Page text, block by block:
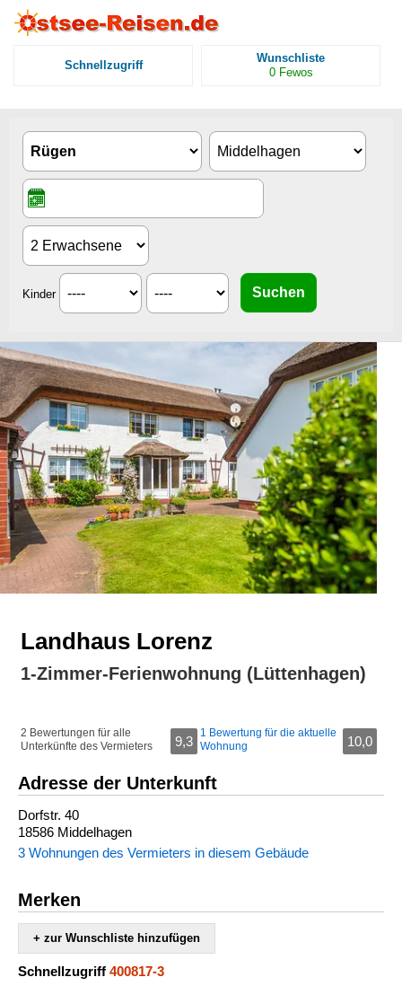
Schnellzugriff
Wunschliste
0 Fewos
Kinder
Landhaus Lorenz
1-Zimmer-Ferienwohnung (Lüttenhagen)
2 Bewertungen für alle
Unterkünfte des Vermieters
9,3
1 Bewertung für die aktuelle
Wohnung
10,0
Adresse der Unterkunft
Dorfstr. 40
18586 Middelhagen
3 Wohnungen des Vermieters in diesem Gebäude
Merken
+ zur Wunschliste hinzufügen
Schnellzugriff 400817-3